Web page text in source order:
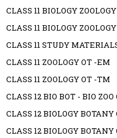
CLASS 11 BIOLOGY
CLASS 11 BIOLOGY
CLASS 11 STUDY
CLASS 11 ZOOLOGY OT -EM
CLASS 11 ZOOLOGY OT -TM
CLASS 12 BIO BOT - BIO
CLASS 12 BIOLOGY BOTANY
CLASS 12 BIOLOGY